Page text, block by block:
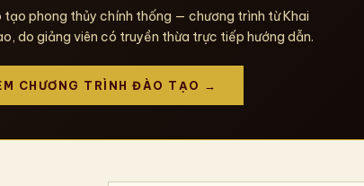
tạo phong thủy chính thống — chương trình từ Khai
do giảng viên có truyền thừa trực tiếp hướng dẫn.
CHƯƠNG TRÌNH ĐÀO TẠO →